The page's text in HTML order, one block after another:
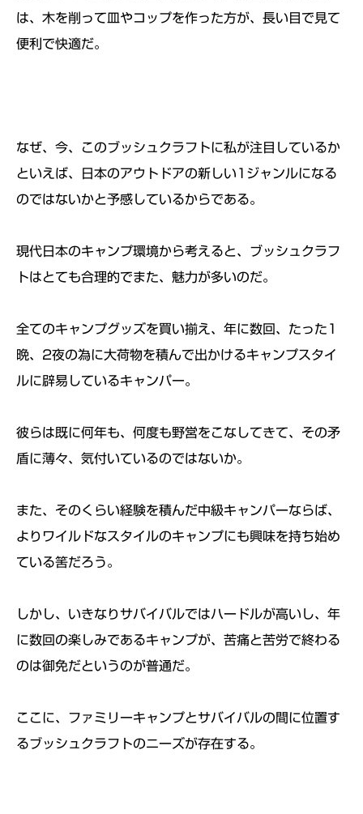
は、木を削って皿やコップを作った方が、長い目で見て
便利で快適だ。
なぜ、今、このブッシュクラフトに私が注目しているか
といえば、日本のアウトドアの新しい1ジャンルになる
のではないかと予感しているからである。
現代日本のキャンプ環境から考えると、ブッシュクラフ
トはとても合理的でまた、魅力が多いのだ。
全てのキャンプグッズを買い揃え、年に数回、たった1
晩、2夜の為に大荷物を積んで出かけるキャンプスタイ
ルに辟易しているキャンパー。
彼らは既に何年も、何度も野営をこなしてきて、その矛
盾に薄々、気付いているのではないか。
また、そのくらい経験を積んだ中級キャンパーならば、
よりワイルドなスタイルのキャンプにも興味を持ち始め
ている筈だろう。
しかし、いきなりサバイバルではハードルが高いし、年
に数回の楽しみであるキャンプが、苦痛と苦労で終わる
のは御免だというのが普通だ。
ここに、ファミリーキャンプとサバイバルの間に位置す
るブッシュクラフトのニーズが存在する。